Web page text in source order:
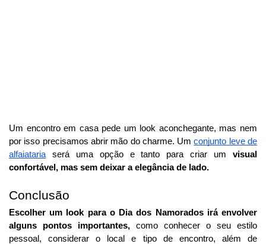
Um encontro em casa pede um look aconchegante, mas nem
por isso precisamos abrir mão do charme. Umconjunto leve de
alfaiataria será uma opção e tanto para criar um visual
confortável, mas sem deixar a elegância de lado.
Conclusão
Escolher um look para o Dia dos Namorados irá envolver
alguns pontos importantes, como conhecer o seu estilo
pessoal, considerar o local e tipo de encontro, além de